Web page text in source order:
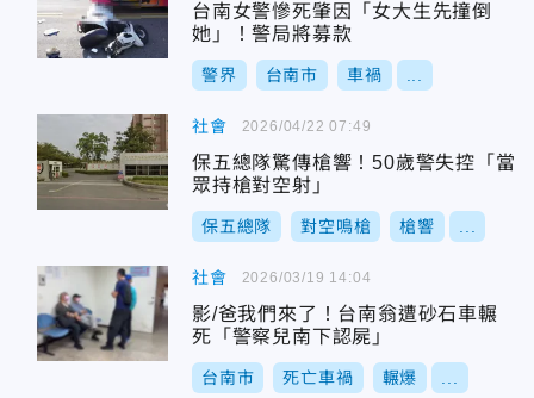
台南女警慘死肇因「女大生先撞倒
她」！警局將募款
警界 台南市 車禍
社會
保五總隊驚傳槍響！50歲警失控「當
眾持槍對空射」
保五總隊 對空鳴槍 槍響
2026/04/22 07:49
社會
影/爸我們來了！台南翁遭砂石車輾
死「警察兒南下認屍」
台南市 死亡車禍 輾爆
2026/03/19 14:04